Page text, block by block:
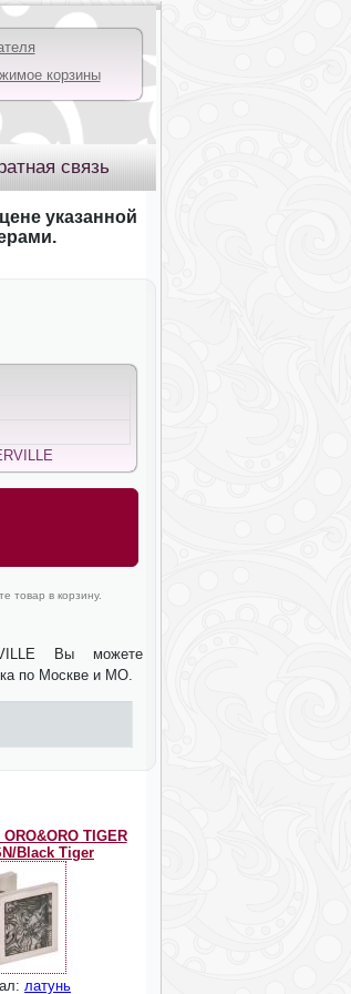
корзины
связь
указанной
товар в корзину.
Вы можете
по Москве и МО.
TIGER
Black Tiger
латунь